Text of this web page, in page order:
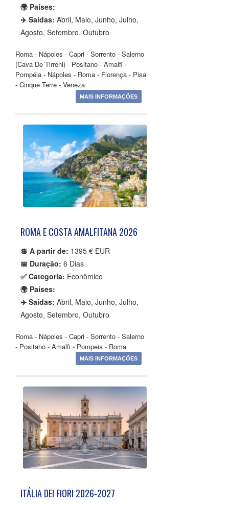
🌍 Países:
✈️ Saídas: Abril, Maio, Junho, Julho,
Agosto, Setembro, Outubro
Roma - Nápoles - Capri - Sorrento - Salerno
(Cava De´Tirreni) - Positano - Amalfi -
Pompéia - Nápoles - Roma - Florença - Pisa
- Cinque Terre - Veneza
MAIS INFORMAÇÕES
ROMA E COSTA AMALFITANA 2026
💲 A partir de: 1395 € EUR
📅 Duração: 6 Dias
✅ Categoria: Econômico
🌍 Países:
✈️ Saídas: Abril, Maio, Junho, Julho,
Agosto, Setembro, Outubro
Roma - Nápoles - Capri - Sorrento - Salerno
- Positano - Amalfi - Pompeia - Roma
MAIS INFORMAÇÕES
ITÁLIA DEI FIORI 2026-2027